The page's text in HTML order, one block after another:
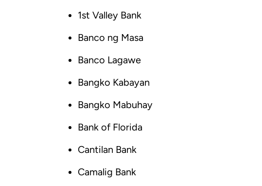
1st Valley Bank
Banco ng Masa
Banco Lagawe
Bangko Kabayan
Bangko Mabuhay
Bank of Florida
Cantilan Bank
Camalig Bank